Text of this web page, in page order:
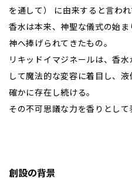
を通して） に由来すると言われ
香水は本来、神聖な儀式の始ま
神へ捧げられてきたもの。
リキッドイマジネールは、香
して魔法的な変容に着目し、
確かに存在し続ける。
その不可思議な力を香りとして
創設の背景